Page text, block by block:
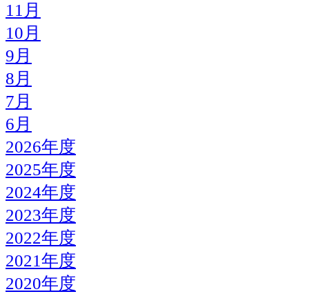
11月
10月
9月
8月
7月
6月
2026年度
2025年度
2024年度
2023年度
2022年度
2021年度
2020年度